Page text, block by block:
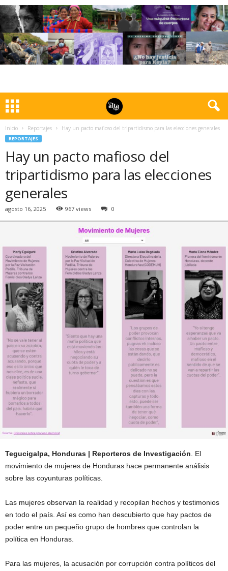
Inicio Reportajes Hay un pacto mafioso del tripartidismo para las elecciones generales
REPORTAJES
Hay un pacto mafioso del
tripartidismo para las elecciones
generales
agosto 16, 2025 967 views 0
Tegucigalpa, Honduras | Reporteros de Investigación . El
movimiento de mujeres de Honduras hace permanente análisis
sobre las coyunturas políticas.
Las mujeres observan la realidad y recopilan hechos y testimonios
en todo el país. Así es como han descubierto que hay pactos de
poder entre un pequeño grupo de hombres que controlan la
política en Honduras.
Para las mujeres, la acusación por corrupción contra políticos del